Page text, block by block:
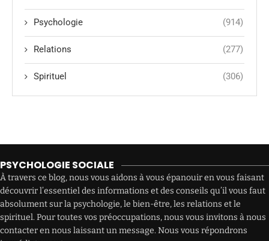
Psychologie (914)
Relations (277)
Spirituel (306)
PSYCHOLOGIE SOCIALE
À travers ce blog, nous vous aidons à vous épanouir en vous faisant
découvrir l’essentiel des informations et des conseils qu’il vous faut
absolument sur la psychologie, le bien-être, les relations et le
spirituel. Pour toutes vos préoccupations, nous vous invitons à nous
contacter en nous laissant un message. Nous vous répondrons